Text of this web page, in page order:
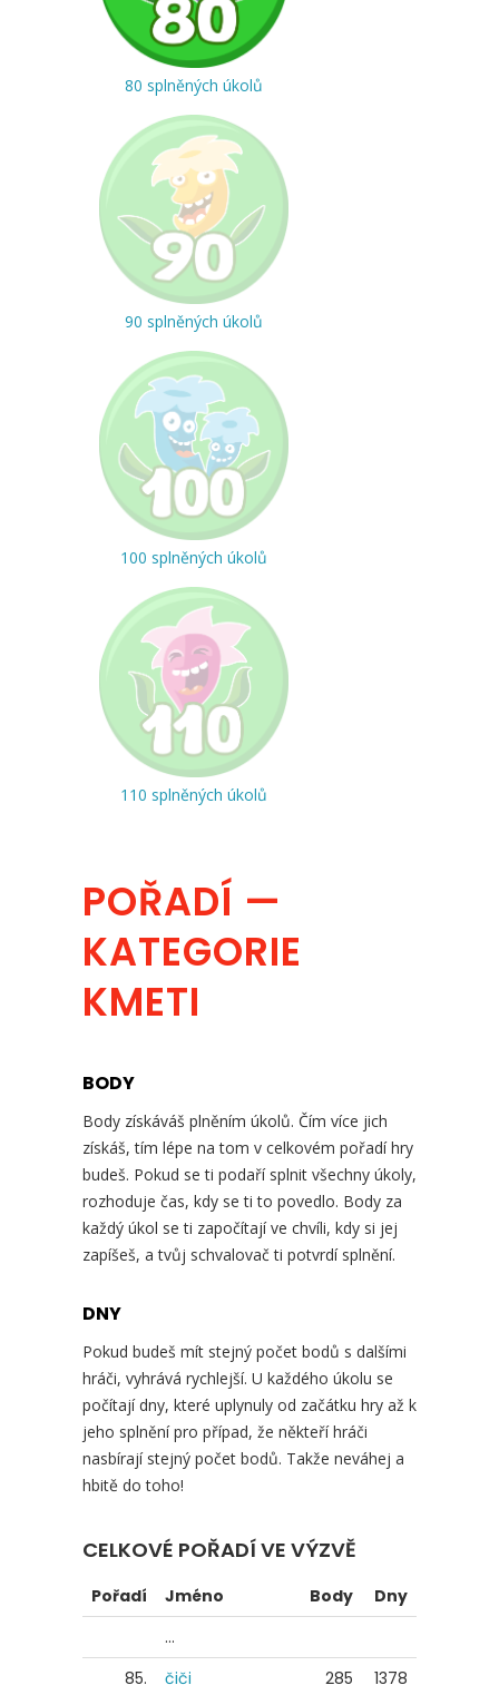
80 splněných úkolů
90 splněných úkolů
100 splněných úkolů
110 splněných úkolů
POŘADÍ —
KATEGORIE
KMETI
BODY
Body získáváš plněním úkolů. Čím více jich
získáš, tím lépe na tom v celkovém pořadí hry
budeš. Pokud se ti podaří splnit všechny úkoly,
rozhoduje čas, kdy se ti to povedlo. Body za
každý úkol se ti započítají ve chvíli, kdy si jej
zapíšeš, a tvůj schvalovač ti potvrdí splnění.
DNY
Pokud budeš mít stejný počet bodů s dalšími
hráči, vyhrává rychlejší. U každého úkolu se
počítají dny, které uplynuly od začátku hry až k
jeho splnění pro případ, že někteří hráči
nasbírají stejný počet bodů. Takže neváhej a
hbitě do toho!
CELKOVÉ POŘADÍ VE VÝZVĚ
Pořadí Jméno Body
Dny
...
85.
čiči 285 1378